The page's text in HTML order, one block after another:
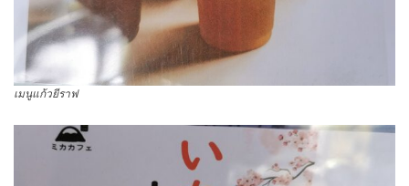
เมนูแก้วยีราฟ